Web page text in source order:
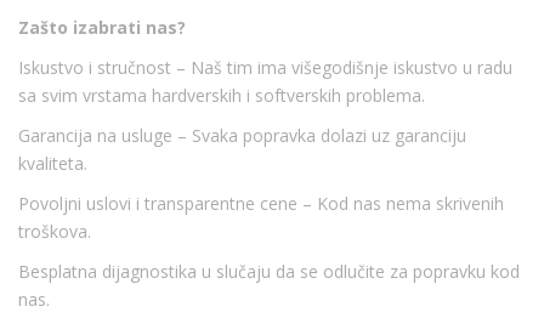
Zašto izabrati nas?
Iskustvo i stručnost – Naš tim ima višegodišnje iskustvo u radu
sa svim vrstama hardverskih i softverskih problema.
Garancija na usluge – Svaka popravka dolazi uz garanciju
kvaliteta.
Povoljni uslovi i transparentne cene – Kod nas nema skrivenih
troškova.
Besplatna dijagnostika u slučaju da se odlučite za popravku kod
nas.